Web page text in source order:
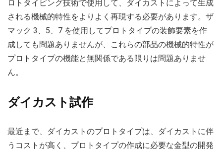
ロトタイピング技術で使用して、ダイカストによって生成
される機械的特性をよりよく再現する必要があります。ザ
マック 3、5、7 を使用してプロトタイプの装飾要素を作
成しても問題ありませんが、これらの部品の機械的特性が
プロトタイプの機能と無関係である限りは問題ありませ
ん。
ダイカスト試作
最近まで、ダイカストのプロトタイプは、ダイカストに伴
うコストが高く、プロトタイプの作成に必要な金型の開発